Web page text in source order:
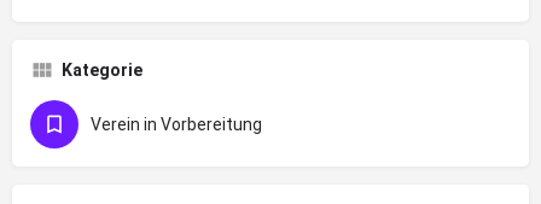
Kategorie
Verein in Vorbereitung